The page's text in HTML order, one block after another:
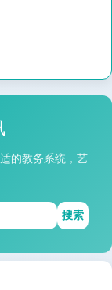
的教务系统，艺
搜索